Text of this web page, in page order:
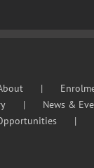
News &